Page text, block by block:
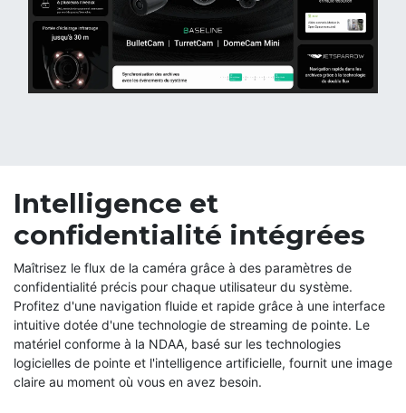
Intelligence et
confidentialité intégrées
Maîtrisez le flux de la caméra grâce à des paramètres de
confidentialité précis pour chaque utilisateur du système.
Profitez d'une navigation fluide et rapide grâce à une interface
intuitive dotée d'une technologie de streaming de pointe. Le
matériel conforme à la NDAA, basé sur les technologies
logicielles de pointe et l'intelligence artificielle, fournit une image
claire au moment où vous en avez besoin.